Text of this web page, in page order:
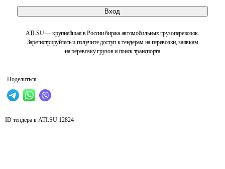
Вход
ATI.SU — крупнейшая в России биржа автомобильных грузоперевозок.
Зарегистрируйтесь и получите доступ к тендерам на перевозки, заявкам
на перевозку грузов и поиск транспорта
Поделиться
ID тендера в ATI.SU 12824